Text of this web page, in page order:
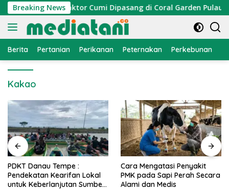
Langsung
ke
konten
Breaking News
Atraktor Cumi Dipasang di Coral Garden Pulau
Berita Pertanian Perikanan Peternakan Perkebunan
Kakao
PDKT Danau Tempe :
Pendekatan Kearifan Lokal
untuk Keberlanjutan Sumber
Cara Mengatasi Penyakit
PMK pada Sapi Perah Secara
Alami dan Medis